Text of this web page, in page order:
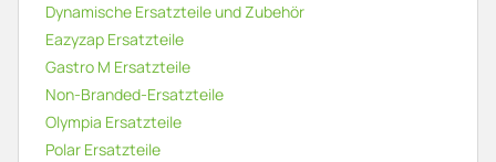
Dynamische Ersatzteile und Zubehör
Eazyzap Ersatzteile
Gastro M Ersatzteile
Non-Branded-Ersatzteile
Olympia Ersatzteile
Polar Ersatzteile